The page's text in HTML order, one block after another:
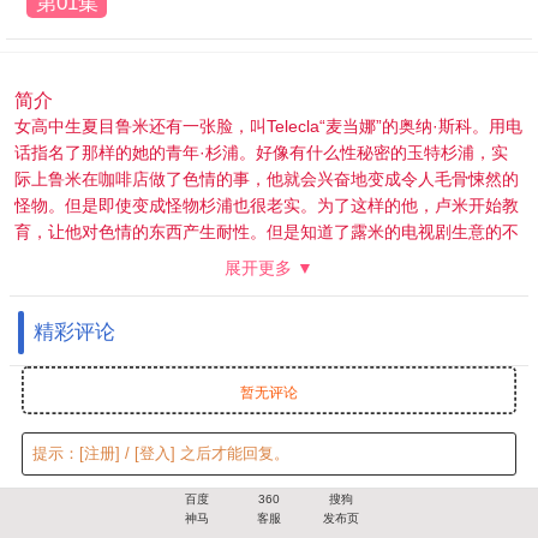
简介
女高中生夏目鲁米还有一张脸，叫Telecla“麦当娜”的奥纳·斯科。用电
话指名了那样的她的青年·杉浦。好像有什么性秘密的玉特杉浦，实
际上鲁米在咖啡店做了色情的事，他就会兴奋地变成令人毛骨悚然的
怪物。但是即使变成怪物杉浦也很老实。为了这样的他，卢米开始教
育，让他对色情的东西产生耐性。但是知道了露米的电视剧生意的不
良女儿小雪对杉浦感兴趣……展开更多 ▼
精彩评论
暂无评论
提示： [注册] / [登入] 之后才能回复。
百度 360
搜狗
神马
客服 发布页